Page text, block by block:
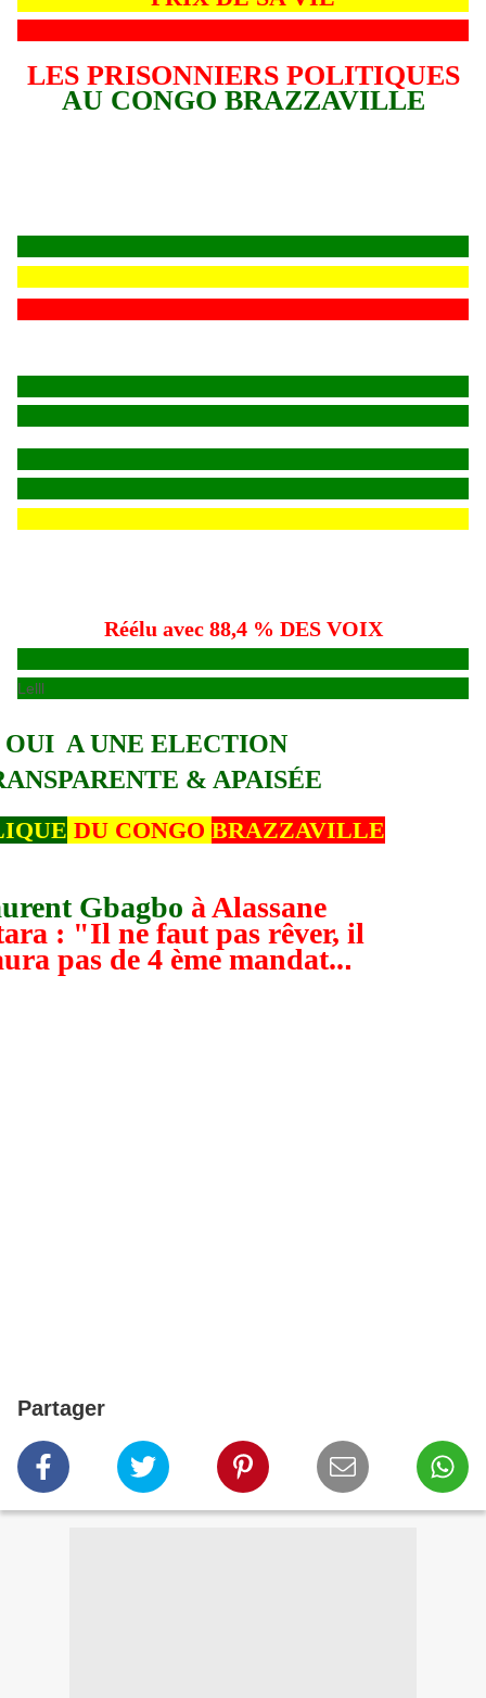
LES PRISONNIERS POLITIQUES
AU CONGO BRAZZAVILLE
Réélu avec 88,4 % DES VOIX
Lelll
OUI A UNE ELECTION
& APAISÉE
DU CONGO BRAZZAVILLE
Gbagbo à Alassane
: "Il ne faut pas rêver, il
pas de 4 ème mandat...
Partager